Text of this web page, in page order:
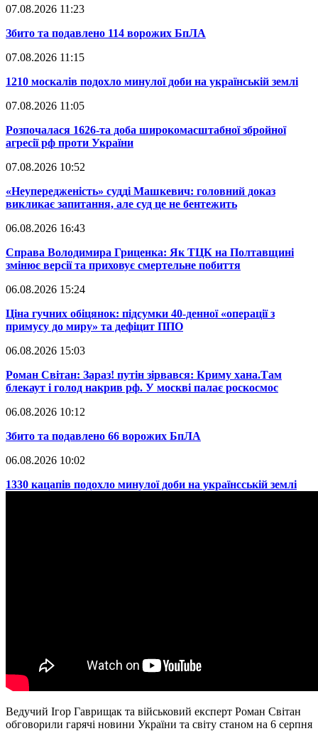
07.08.2026 11:23
​Збито та подавлено 114 ворожих БпЛА
07.08.2026 11:15
​1210 москалів подохло минулої доби на українській землі
07.08.2026 11:05
​Розпочалася 1626-та доба широкомасштабної збройної
агресії рф проти України
07.08.2026 10:52
​«Неупередженість» судді Машкевич: головний доказ
викликає запитання, але суд це не бентежить
06.08.2026 16:43
​Справа Володимира Гриценка: Як ТЦК на Полтавщині
змінює версії та приховує смертельне побиття
06.08.2026 15:24
​Ціна гучних обіцянок: підсумки 40-денної «операції з
примусу до миру» та дефіцит ППО
06.08.2026 15:03
​Роман Світан: Зараз! путін зірвався: Криму хана.Там
блекаут і голод накрив рф. У москві палає роскосмос
06.08.2026 10:12
​Збито та подавлено 66 ворожих БпЛА
06.08.2026 10:02
​1330 кацапів подохло минулої доби на українсській землі
Ведучий Ігор Гаврищак та військовий експерт Роман Світан
обговорили гарячі новини України та світу станом на 6 серпня